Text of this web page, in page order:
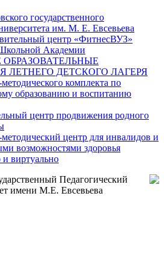
государственного
им. М. Е. Евсевьева
центр «ФитнесВУЗ»
Академии
ЛЕТНЕГО ДЕТСКОГО ЛАГЕРЯ
комплекта по
образованию и воспитанию
центр продвижения родного
центр для инвалидов и
возможностями здоровья
виртуально
Педагогический
имени М.Е. Евсевьева